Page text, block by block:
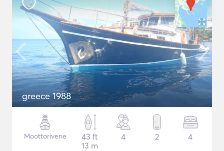
greece 1988
Moottorivene
43 ft
13 m
4 2 4